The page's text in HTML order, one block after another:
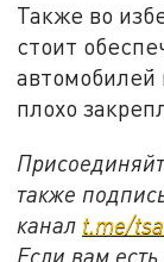
Также во
стоит
автомобилей
плохо
также
канал t.me/
Если вам